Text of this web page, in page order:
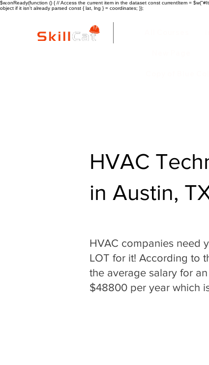
$w.onReady(function () { // Access the current item in the dataset const currentItem =
object if it isn't already parsed const { lat, lng } = coordinates; });
HVAC
in Austin,
HVAC companies need
LOT for it! According to
the average salary for
$48800 per year which